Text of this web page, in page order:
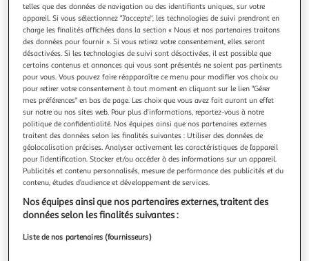
A NOUS LE TRESOR !, Candie Céline
Marine et Sam sont en vacances sur une île paradisiaque,
quand un perroquet les attire vers une drôle de bouteille...
A l'intérieur, ils trouvent une carte au trésor, signée Black
Barbiche ! Ils ont besoin de ton aide ! Ta mission : mettre la
main sur le fabuleux butin du célèbre pirate ! La petite
En savoir +
Vous voulez connaître le prix de ce produit ?
Afficher le prix
telles que des données de navigation ou des identifiants uniques, sur votre
appareil. Si vous sélectionnez "J'accepte", les technologies de suivi prendront en
charge les finalités affichées dans la section « Nous et nos partenaires traitons
des données pour fournir ». Si vous retirez votre consentement, elles seront
désactivées. Si les technologies de suivi sont désactivées, il est possible que
certains contenus et annonces qui vous sont présentés ne soient pas pertinents
pour vous. Vous pouvez faire réapparaître ce menu pour modifier vos choix ou
pour retirer votre consentement à tout moment en cliquant sur le lien "Gérer
mes préférences" en bas de page. Les choix que vous avez fait auront un effet
sur notre ou nos sites web. Pour plus d’informations, reportez-vous à notre
politique de confidentialité. Nos équipes ainsi que nos partenaires externes
traitent des données selon les finalités suivantes : Utiliser des données de
géolocalisation précises. Analyser activement les caractéristiques de l’appareil
pour l’identification. Stocker et/ou accéder à des informations sur un appareil.
Publicités et contenu personnalisés, mesure de performance des publicités et du
contenu, études d’audience et développement de services.
Nos équipes ainsi que nos partenaires externes, traitent des
données selon les finalités suivantes :
Liste de nos partenaires (fournisseurs)